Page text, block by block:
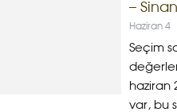
–
Haziran 4
Seçim
haziran
var, bu